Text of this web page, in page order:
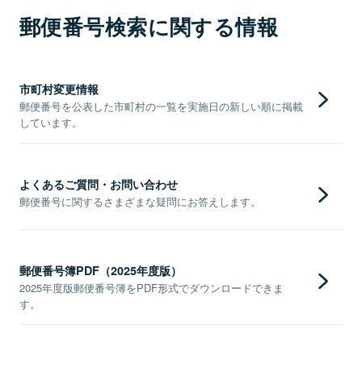
郵便番号検索に関する情報
市町村変更情報
郵便番号を公表した市町村の一覧を実施日の新しい順に掲載
しています。
よくあるご質問・お問い合わせ
郵便番号に関するさまざまな疑問にお答えします。
郵便番号簿PDF（2025年度版）
2025年度版郵便番号簿をPDF形式でダウンロードできま
す。